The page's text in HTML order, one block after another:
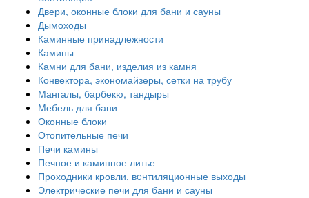
Двери, оконные блоки для бани и сауны
Дымоходы
Каминные принадлежности
Камины
Камни для бани, изделия из камня
Конвектора, экономайзеры, сетки на трубу
Мангалы, барбекю, тандыры
Мебель для бани
Оконные блоки
Отопительные печи
Печи камины
Печное и каминное литье
Проходники кровли, вeнтиляционные выходы
Электрические печи для бани и сауны